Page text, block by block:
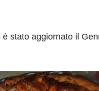
stato aggiornato il